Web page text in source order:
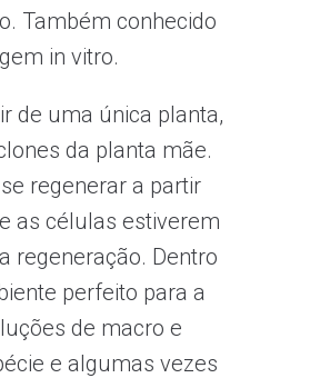
Também conhecido
in vitro.
de uma única planta,
da planta mãe.
regenerar a partir
as células estiverem
regeneração. Dentro
perfeito para a
de macro e
e algumas vezes